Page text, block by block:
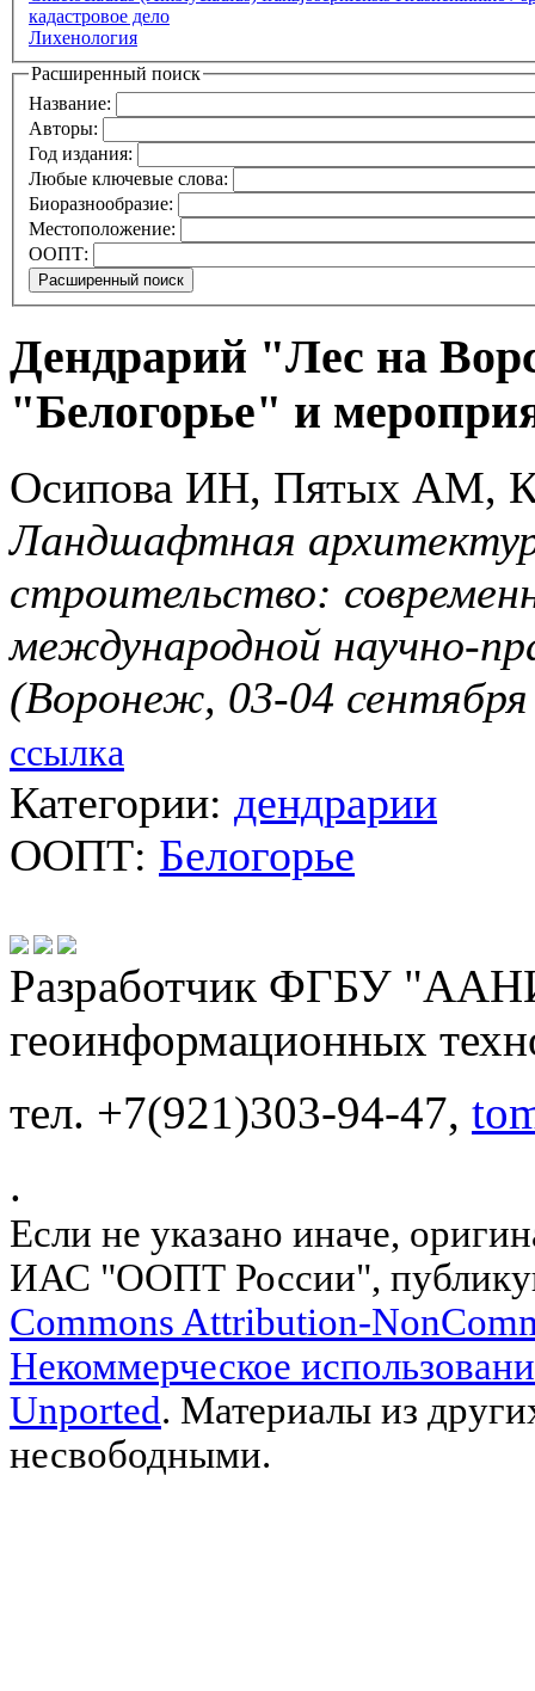
кадастровое дело
Лихенология
Расширенный поиск
Название:
Авторы:
Год издания:
Любые ключевые слова:
Биоразнообразие:
Местоположение:
ООПТ:
Дендрарий "Лес на
"Белогорье" и
Осипова ИН, Пятых АМ,
Ландшафтная
строительство:
международной научно-
(Воронеж, 03-04 сентября
ссылка
Категории: дендрарии
ООПТ: Белогорье
Разработчик ФГБУ
геоинформационных
тел. +7(921)303-94-47,
.
Если не указано иначе,
ИАС "ООПТ России",
Commons Attribution-
Некоммерческое
Unported. Материалы из
несвободными.